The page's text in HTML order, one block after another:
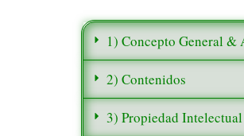
1) Concepto General &
2) Contenidos
3) Propiedad Intelectual